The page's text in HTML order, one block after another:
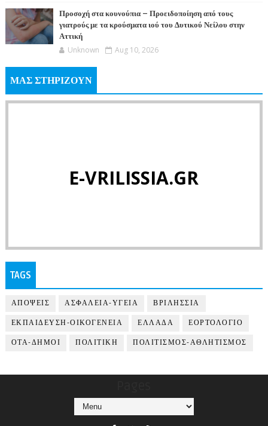
Προσοχή στα κουνούπια – Προειδοποίηση από τους
γιατρούς με τα κρούσματα ιού του Δυτικού Νείλου στην
Αττική
Unknown Aug 10, 2026
ΜΑΣ ΣΤΗΡΙΖΟΥΝ
E-VRILISSIA.GR
TAGS
ΑΠΟΨΕΙΣ ΑΣΦΑΛΕΙΑ-ΥΓΕΙΑ ΒΡΙΛΗΣΣΙΑ
ΕΚΠΑΙΔΕΥΣΗ-ΟΙΚΟΓΕΝΕΙΑ ΕΛΛΑΔΑ ΕΟΡΤΟΛΟΓΙΟ
ΟΤΑ-ΔΗΜΟΙ ΠΟΛΙΤΙΚΗ ΠΟΛΙΤΙΣΜΟΣ-ΑΘΛΗΤΙΣΜΟΣ